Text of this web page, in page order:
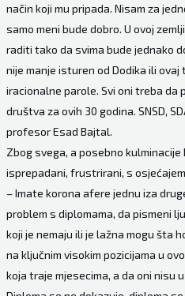
način koji mu pripada. Nisam za
samo meni bude dobro. U ovoj
raditi tako da svima bude jednako
nije manje isturen od Dodika ili ovaj
iracionalne parole. Svi oni treba
društva za ovih 30 godina. SNSD,
profesor Esad Bajtal.
Zbog svega, a posebno
isprepadani, frustrirani, s
– Imate korona afere jednu iza
problem s diplomama, da pismeni
koji je nemaju ili je lažna mogu šta
na ključnim visokim pozicijama u
koja traje mjesecima, a da oni nisu